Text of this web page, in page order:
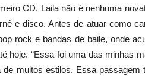
CD, Laila não é nenhuma
e disco. Antes de atuar como
rock e bandas de baile, onde
hoje. “Essa foi uma das minhas
muitos estilos. Essa passagem